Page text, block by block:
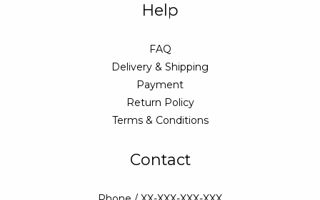
Help
FAQ
Delivery & Shipping
Payment
Return Policy
Terms & Conditions
Contact